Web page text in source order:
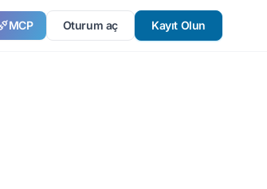
MCP Oturum aç Kayıt Olun